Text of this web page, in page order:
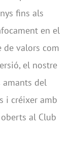
fins als
en el
de valors com
el nostre
amants del
i créixer amb
oberts al Club